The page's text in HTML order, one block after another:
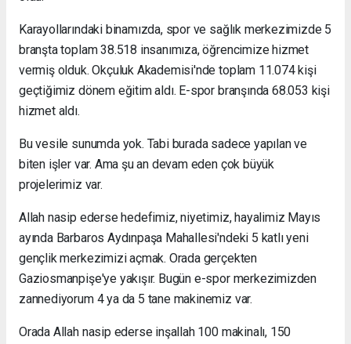
Karayollarındaki binamızda, spor ve sağlık merkezimizde 5
branşta toplam 38.518 insanımıza, öğrencimize hizmet
vermiş olduk. Okçuluk Akademisi'nde toplam 11.074 kişi
geçtiğimiz dönem eğitim aldı. E-spor branşında 68.053 kişi
hizmet aldı.
Bu vesile sunumda yok. Tabi burada sadece yapılan ve
biten işler var. Ama şu an devam eden çok büyük
projelerimiz var.
Allah nasip ederse hedefimiz, niyetimiz, hayalimiz Mayıs
ayında Barbaros Aydınpaşa Mahallesi'ndeki 5 katlı yeni
gençlik merkezimizi açmak. Orada gerçekten
Gaziosmanpişe'ye yakışır. Bugün e-spor merkezimizden
zannediyorum 4 ya da 5 tane makinemiz var.
Orada Allah nasip ederse inşallah 100 makinalı, 150